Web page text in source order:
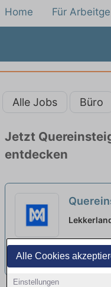
Alle Cookies
Einstellungen
Home Für
Alle Jobs Büro
Jetzt
entdecken
(m/w/